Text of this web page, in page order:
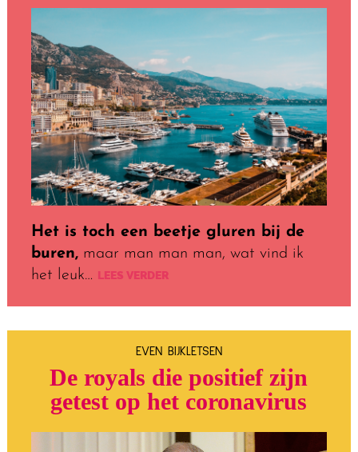
Het is toch een beetje gluren bij de
buren,maar man man man, wat vind ik
het leuk… LEES VERDER
EVEN BIJKLETSEN
De royals diepositief zijn
getest op het coronavirus